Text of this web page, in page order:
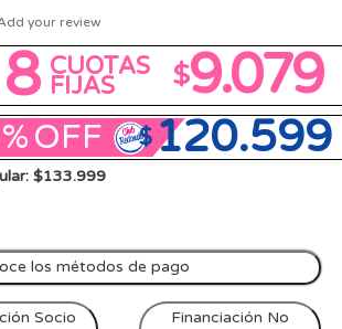
your review
CUOTAS
FIJAS $9.079
%OFF $120.599
$133.999
los métodos de pago
Socio
Financiación No